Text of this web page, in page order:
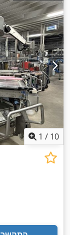
1 / 10